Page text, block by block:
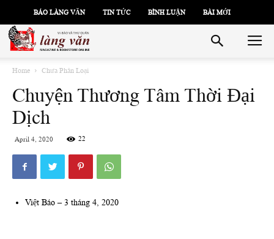
BÁO LÀNG VĂN TIN TỨC BÌNH LUẬN BÀI MỚI
Home Chưa Phân Loại
Chuyện Thương Tâm Thời Đại
Dịch
April 4, 2020 22
Việt Báo – 3 tháng 4, 2020